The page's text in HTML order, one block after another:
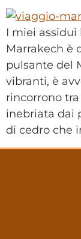
I miei
Marrakech è
pulsante del
vibranti, è
rincorrono
inebriata dai
di cedro che